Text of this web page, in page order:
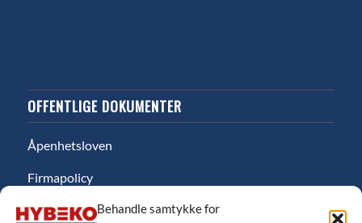
Behandle samtykke for
OFFENTLIGE DOKUMENTER
Åpenhetsloven
Firmapolicy
Miljø